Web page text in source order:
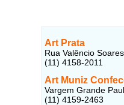
Art Prata
Rua Valêncio
(11) 4158-2011
Art Muniz
Vargem Grande
(11) 4159-2463